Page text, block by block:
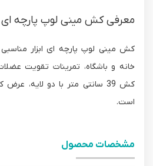
معرفی کش مینی لوپ پارچه ای
کش مینی لوپ پارچه ای ابزار مناسبی
خانه و باشگاه، تمرینات تقویت
است.
مشخصات محصول